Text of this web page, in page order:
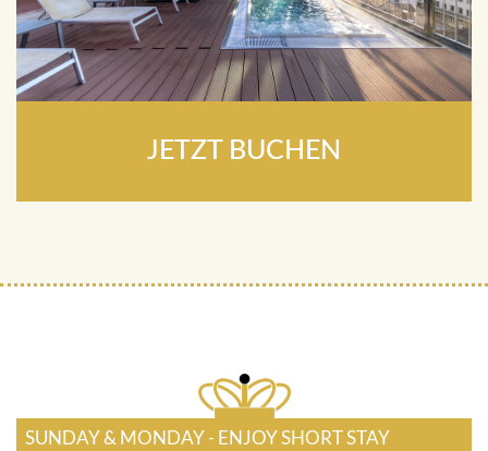
JETZT BUCHEN
SUNDAY & MONDAY - ENJOY SHORT STAY